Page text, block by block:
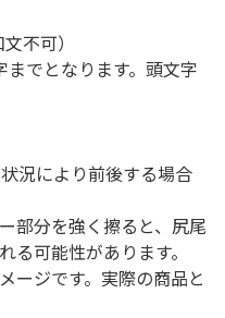
不可）
でとなります。頭文字
況により前後する場合
部分を強く擦ると、尻尾
る可能性があります。
ージです。実際の商品と